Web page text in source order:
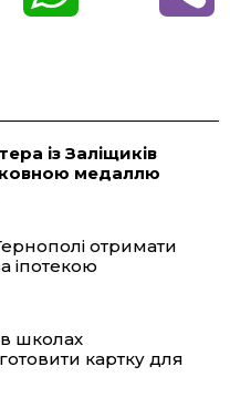
t
A
із Заліщиків
медаллю
отримати
іпотекою
в школах
картку для